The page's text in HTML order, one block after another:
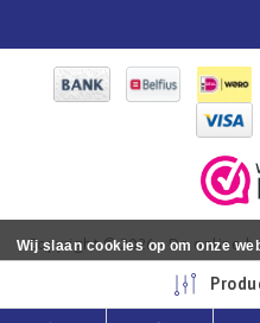
Copyright © 2026 - De online
tot aflak. - All rights
Wij slaan cookies op om onze
Nee